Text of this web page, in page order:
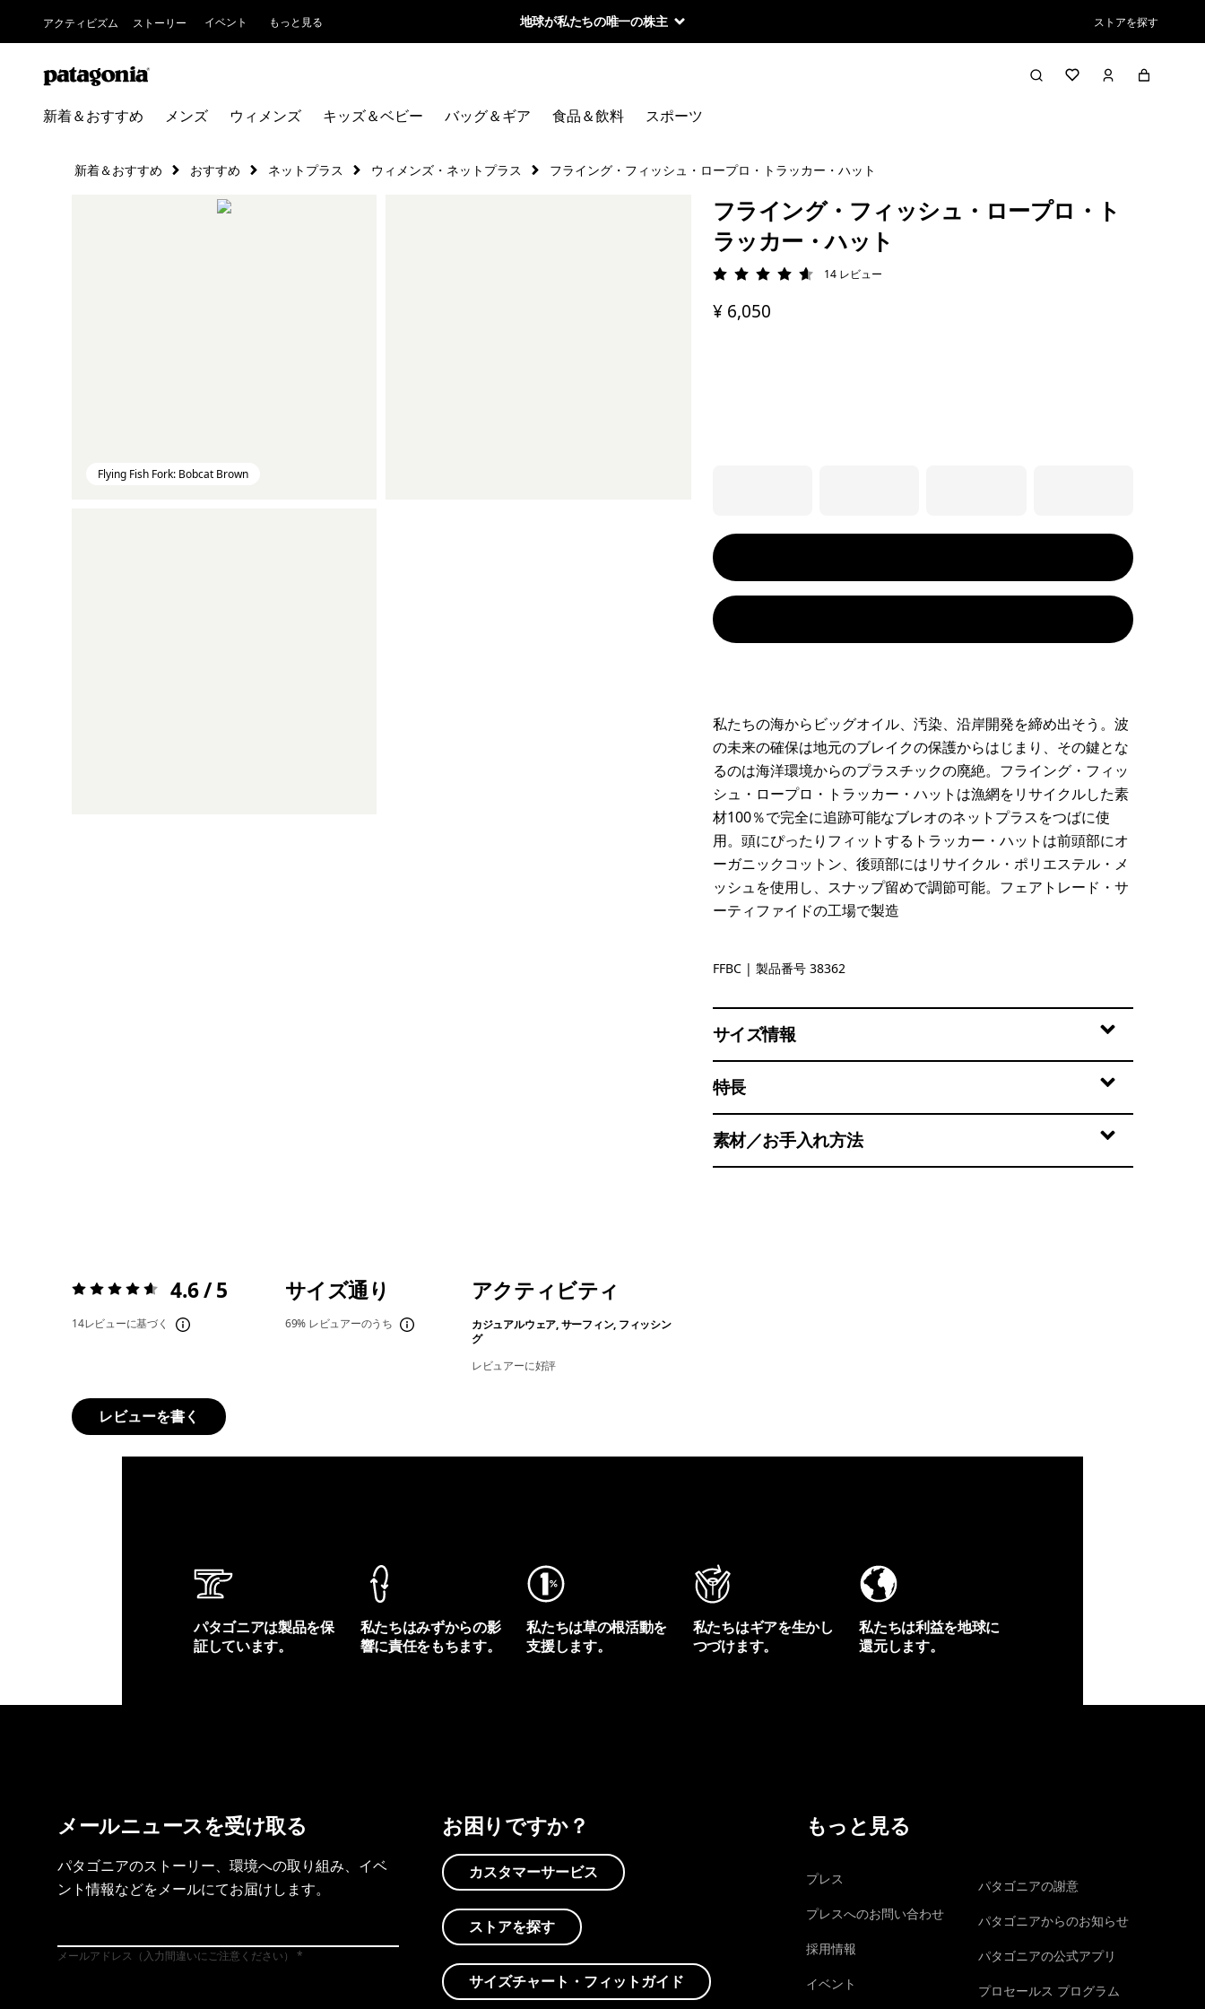
アクティビズム ストーリー イベント もっと見る 地球が私たちの唯一の株主 ストアを探す
新着＆おすすめ メンズ ウィメンズ キッズ＆ベビー バッグ＆ギア 食品＆飲料 スポーツ
新着＆おすすめ おすすめ ネットプラス ウィメンズ・ネットプラス フライング・フィッシュ・ロープロ・トラッカー・ハット
Flying Fish Fork: Bobcat Brown
フライング・フィッシュ・ロープロ・ト
ラッカー・ハット
評価: 4.6 / 5
14 レビュー
¥ 6,050
私たちの海からビッグオイル、汚染、沿岸開発を締め出そう。波
の未来の確保は地元のブレイクの保護からはじまり、その鍵とな
るのは海洋環境からのプラスチックの廃絶。フライング・フィッ
シュ・ロープロ・トラッカー・ハットは漁網をリサイクルした素
材100％で完全に追跡可能なブレオのネットプラスをつばに使
用。頭にぴったりフィットするトラッカー・ハットは前頭部にオ
ーガニックコットン、後頭部にはリサイクル・ポリエステル・メ
ッシュを使用し、スナップ留めで調節可能。フェアトレード・サ
ーティファイドの工場で製造
Flying Fish Fork: Bobcat Brown
FFBC | 製品番号 38362
サイズ情報
特長
素材／お手入れ方法
評価:4.6 / 5 4.6 / 5
14レビューに基づく
サイズ通り
69% レビュアーのうち
アクティビティ
カジュアルウェア, サーフィン, フィッシン
グ
レビュアーに好評
レビューを書く
パタゴニアは製品を保
証しています。
私たちはみずからの影
響に責任をもちます。
私たちは草の根活動を
支援します。
私たちはギアを生かし
つづけます。
私たちは利益を地球に
還元します。
メールニュースを受け取る
パタゴニアのストーリー、環境への取り組み、イベ
ント情報などをメールにてお届けします。
メールアドレス（入力間違いにご注意ください）
お困りですか？
カスタマーサービス
ストアを探す
サイズチャート・フィットガイド
もっと見る
プレス
プレスへのお問い合わせ
採用情報
イベント
パタゴニアの謝意
パタゴニアからのお知らせ
パタゴニアの公式アプリ
プロセールス プログラム